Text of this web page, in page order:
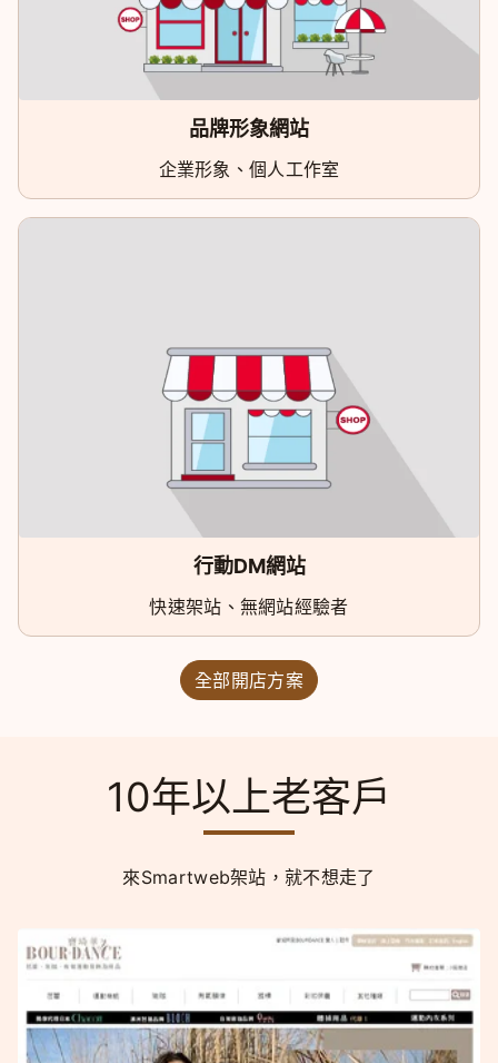
品牌形象網站
企業形象、個人工作室
行動DM網站
快速架站、無網站經驗者
全部開店方案
10年以上老客戶
來Smartweb架站，就不想走了